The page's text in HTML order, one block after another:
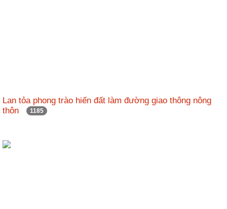
Lan tỏa phong trào hiến đất làm đường giao thông nông
thôn
1185